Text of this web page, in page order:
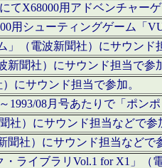
てX68000用アドベンチャー
用シューティングゲーム「
（電波新聞社）にサウンド
聞社）にサウンド担当で参
にサウンド担当で参加。
1993/08月号あたりで「ポ
社）にサウンド担当などで参
社）にサウンド担当などで
ライブラリVol.1 for X1」（